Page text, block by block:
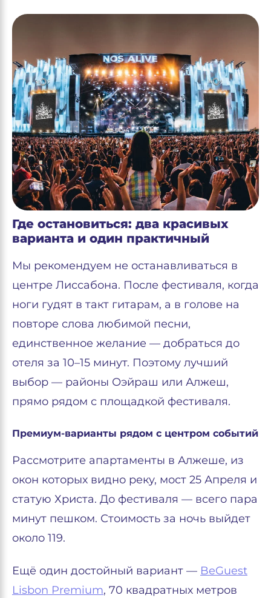
Где остановиться: два красивых
варианта и один практичный
Мы рекомендуем не останавливаться в
центре Лиссабона. После фестиваля, когда
ноги гудят в такт гитарам, а в голове на
повторе слова любимой песни,
единственное желание — добраться до
отеля за 10–15 минут. Поэтому лучший
выбор — районы Оэйраш или Алжеш,
прямо рядом с площадкой фестиваля.
Премиум-варианты рядом с центром событий
Рассмотрите апартаменты в Алжеше, из
окон которых видно реку, мост 25 Апреля и
статую Христа. До фестиваля — всего пара
минут пешком. Стоимость за ночь выйдет
около 119.
Ещё один достойный вариант — BeGuest
Lisbon Premium, 70 квадратных метров